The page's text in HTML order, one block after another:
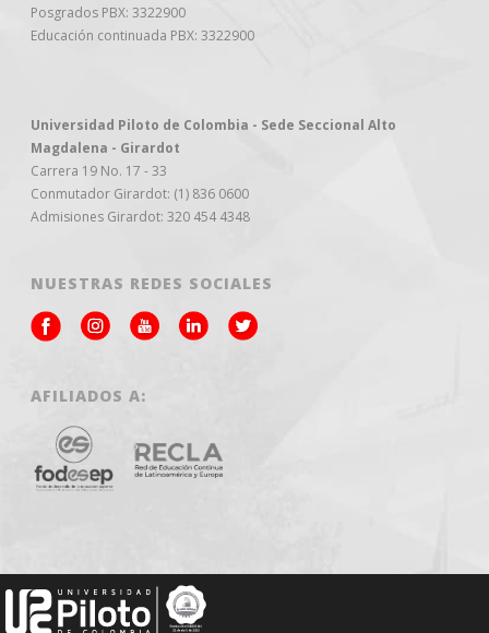
Posgrados PBX: 3322900
Educación continuada PBX: 3322900
Universidad Piloto de Colombia - Sede Seccional Alto
Magdalena - Girardot
Carrera 19 No. 17 - 33
Conmutador Girardot: (1) 836 0600
Admisiones Girardot: 320 454 4348
NUESTRAS REDES SOCIALES
AFILIADOS A: